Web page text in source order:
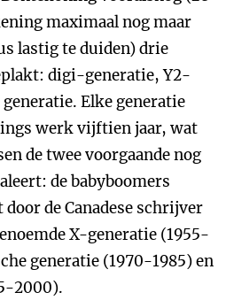
maximaal nog maar
lastig te duiden) drie
digi-generatie, Y2-
Elke generatie
werk vijftien jaar, wat
de twee voorgaande nog
de babyboomers
de Canadese schrijver
X-generatie (1955-
generatie (1970-1985) en
2000).